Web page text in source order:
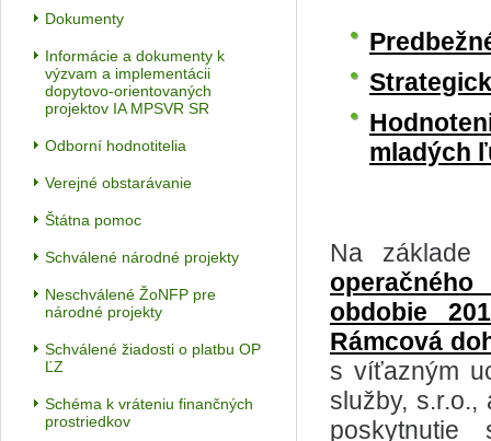
mladých
Na základe
obdobie
Rámcová
s víťazným
služby, s.r.o.,
poskytnutie
Dokumenty
Informácie a dokumenty k
výzvam a implementácii
dopytovo-orientovaných
projektov IA MPSVR SR
Odborní hodnotitelia
Verejné obstarávanie
Štátna pomoc
Schválené národné projekty
Neschválené ŽoNFP pre
národné projekty
Schválené žiadosti o platbu OP
ĽZ
Schéma k vráteniu finančných
prostriedkov